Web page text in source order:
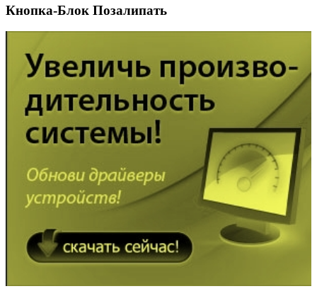
Кнопка-Блок Позалипать